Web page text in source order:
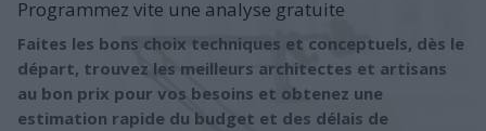
Programmez vite une analyse gratuite
Faites les bons choix techniques et conceptuels, dès le
départ, trouvez les meilleurs architectes et artisans
au bon prix pour vos besoins et obtenez une
estimation rapide du budget et des délais de